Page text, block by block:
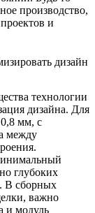
производство,
и
дизайн
технологии
дизайна. Для
мм, с
между
глубоких
В сборных
важно
и модуль